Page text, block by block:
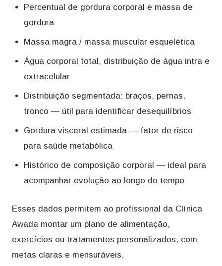
Percentual de gordura corporal e massa de
gordura
Massa magra / massa muscular esquelética
Água corporal total, distribuição de água intra e
extracelular
Distribuição segmentada: braços, pernas,
tronco — útil para identificar desequilíbrios
Gordura visceral estimada — fator de risco
para saúde metabólica
Histórico de composição corporal — ideal para
acompanhar evolução ao longo do tempo
Esses dados permitem ao profissional da Clínica
Awada montar um plano de alimentação,
exercícios ou tratamentos personalizados, com
metas claras e mensuráveis.